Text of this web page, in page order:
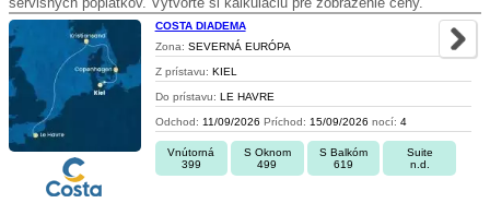
COSTA DIADEMA
Zona: SEVERNÁ EURÓPA
Z prístavu: KIEL
Do prístavu: LE HAVRE
Odchod: 11/09/2026 Príchod: 15/09/2026 nocí: 4
Vnútorná
399
S Oknom
499
S Balkóm
619
Suite
n.d.